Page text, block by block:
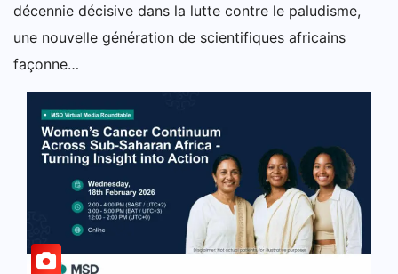
décennie décisive dans la lutte contre le paludisme,
une nouvelle génération de scientifiques africains
façonne…